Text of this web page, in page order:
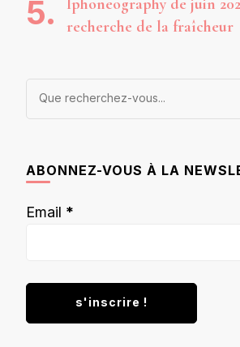
Iphoneography de juin
recherche de la fraîcheur
Vous
ABONNEZ-VOUS À LA
Email *